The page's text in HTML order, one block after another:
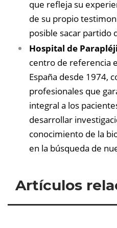
que refleja su
de su propio
posible sacar partido
Hospital de
centro de referencia
España desde 1974,
profesionales que
integral a los
desarrollar
conocimiento de la
en la búsqueda de
Artículos